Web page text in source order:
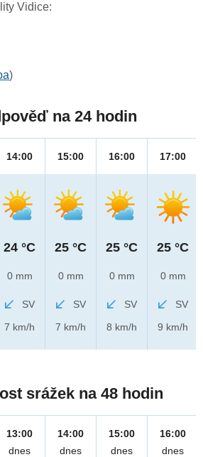
Vidice:
)
na 24 hodin
14:00
24 °C
0 mm
SV
7 km/h
15:00
25 °C
0 mm
SV
7 km/h
16:00
25 °C
0 mm
SV
8 km/h
17:00
25 °C
0 mm
SV
9 km/h
srážek na 48 hodin
13:00
dnes
14:00
dnes
15:00
dnes
16:00
dnes